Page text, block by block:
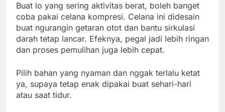
Buat lo yang sering aktivitas berat, boleh banget
coba pakai celana kompresi. Celana ini didesain
buat ngurangin getaran otot dan bantu sirkulasi
darah tetap lancar. Efeknya, pegal jadi lebih ringan
dan proses pemulihan juga lebih cepat.
Pilih bahan yang nyaman dan nggak terlalu ketat
ya, supaya tetap enak dipakai buat sehari-hari
atau saat tidur.